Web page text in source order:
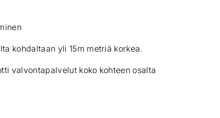
kohdaltaan yli 15m metriä korkea.
valvontapalvelut koko kohteen osalta